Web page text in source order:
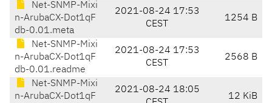
Net-SNMP-Mixi
n-ArubaCX-Dot1qF
db-0.01.meta
2021-08-24 17:53
CEST
1254 B
Net-SNMP-Mixi
n-ArubaCX-Dot1qF
db-0.01.readme
2021-08-24 17:53
CEST
2568 B
Net-SNMP-Mixi
n-ArubaCX-Dot1qF
2021-08-24 18:05
12 KiB